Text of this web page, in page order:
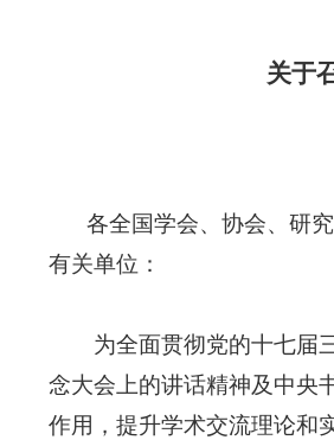
关于
各全国学会、协会、研
有关单位：
为全面贯彻党的十七届三
念大会上的讲话精神及中央
作用，提升学术交流理论和